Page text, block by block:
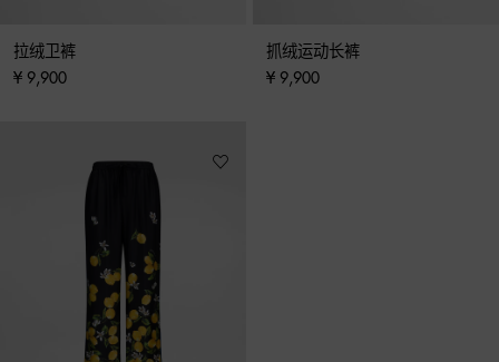
拉绒卫裤
¥ 9,900
抓绒运动长裤
¥ 9,900